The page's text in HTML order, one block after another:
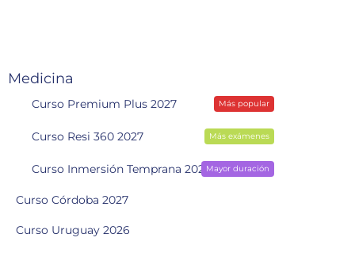
Medicina
Curso Premium Plus 2027 Más popular
Curso Resi 360 2027 Más exámenes
Curso Inmersión Temprana 2028Mayor duración
Curso Córdoba 2027
Curso Uruguay 2026